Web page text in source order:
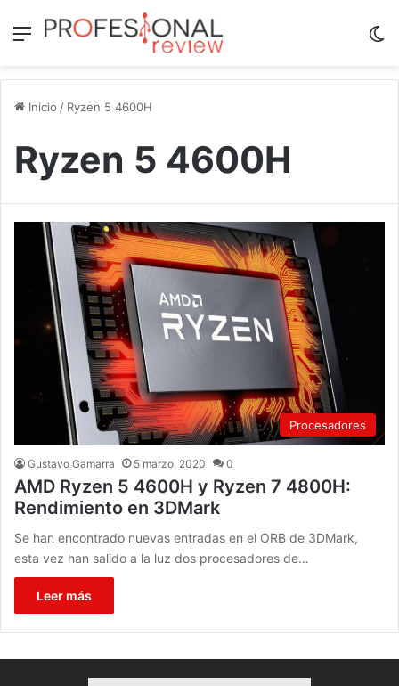
Menú
Inicio / Ryzen 5 4600H
Ryzen 5 4600H
Procesadores
Gustavo Gamarra 5 marzo, 2020 0
AMD Ryzen 5 4600H y Ryzen 7 4800H:
Rendimiento en 3DMark
Se han encontrado nuevas entradas en el ORB de 3DMark,
esta vez han salido a la luz dos procesadores de…
Leer más